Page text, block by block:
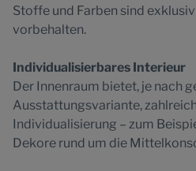
Stoffe und Farben sind
vorbehalten.
Individualisierbares Interieur
Der Innenraum bietet, je nach
Ausstattungsvariante,
Individualisierung – zum
Dekore rund um die